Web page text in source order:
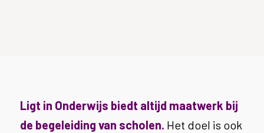
Ligt in Onderwijs biedt altijd maatwerk bij
de begeleiding van scholen. Het doel is ook